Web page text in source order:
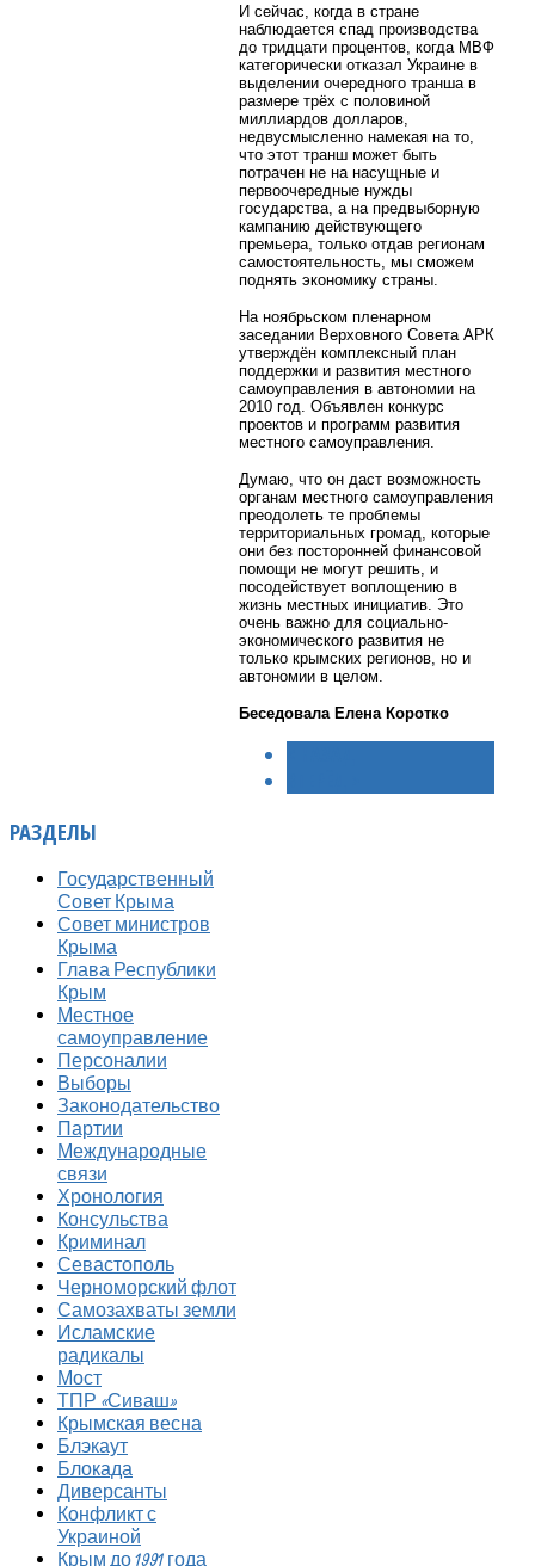
И сейчас, когда в стране
наблюдается спад производства
до тридцати процентов, когда МВФ
категорически отказал Украине в
выделении очередного транша в
размере трёх с половиной
миллиардов долларов,
недвусмысленно намекая на то,
что этот транш может быть
потрачен не на насущные и
первоочередные нужды
государства, а на предвыборную
кампанию действующего
премьера, только отдав регионам
самостоятельность, мы сможем
поднять экономику страны.
На ноябрьском пленарном
заседании Верховного Совета АРК
утверждён комплексный план
поддержки и развития местного
самоуправления в автономии на
2010 год. Объявлен конкурс
проектов и программ развития
местного самоуправления.
Думаю, что он даст возможность
органам местного самоуправления
преодолеть те проблемы
территориальных громад, которые
они без посторонней финансовой
помощи не могут решить, и
посодействует воплощению в
жизнь местных инициатив. Это
очень важно для социально-
экономического развития не
только крымских регионов, но и
автономии в целом.
Беседовала Елена Коротко
РАЗДЕЛЫ
Государственный
Совет Крыма
Совет министров
Крыма
Глава Республики
Крым
Местное
самоуправление
Персоналии
Выборы
Законодательство
Партии
Международные
связи
Хронология
Консульства
Криминал
Севастополь
Черноморский флот
Самозахваты земли
Исламские
радикалы
Мост
ТПР «Сиваш»
Крымская весна
Блэкаут
Блокада
Диверсанты
Конфликт с
Украиной
Крым до 1991 года